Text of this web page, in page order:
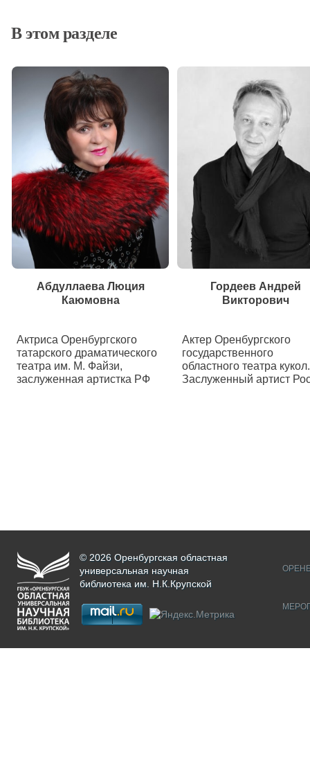
В этом разделе
Абдуллаева Люция
Каюмовна
Актриса Оренбургского
татарского драматического
театра им. М. Файзи,
заслуженная артистка РФ
Гордеев Андрей
Викторович
Актер Оренбургского
государственного
областного театра кукол.
Заслуженный артист
© 2026 Оренбургская областная
универсальная научная
библиотека им. Н.К.Крупской